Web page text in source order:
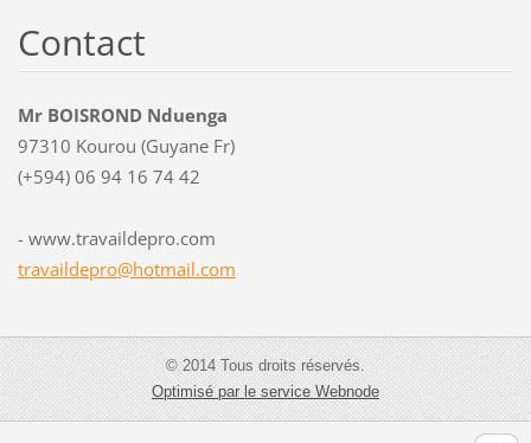
Contact
Mr BOISROND Nduenga
97310 Kourou (Guyane Fr)
(+594) 06 94 16 74 42
- www.travaildepro.com
travaildepro@hotmail.com
© 2014 Tous droits réservés.
Optimisé par le service Webnode